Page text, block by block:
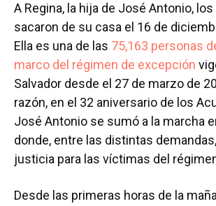
A Regina, la hija de José Antonio,
sacaron de su casa el 16 de
Ella es una de las 75,163 personas
marco del régimen de excepción
Salvador desde el 27 de marzo de
razón, en el 32 aniversario de los
José Antonio se sumó a la marcha
donde, entre las distintas
justicia para las víctimas del
Desde las primeras horas de la